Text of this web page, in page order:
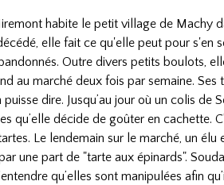
habite le petit village de Machy
elle fait ce qu'elle peut pour s'en
Outre divers petits boulots,
au marché deux fois par semaine.
dire. Jusqu’au jour où un colis de
qu’elle décide de goûter en cachette.
Le lendemain sur le marché, un
une part de "tarte aux épinards".
qu’elles sont manipulées afin